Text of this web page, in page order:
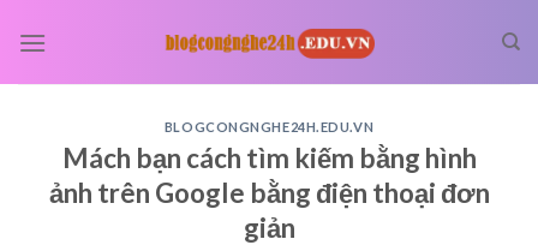
BLOGCONGNGHE24H.EDU.VN
Mách bạn cách tìm kiếm bằng hình
ảnh trên Google bằng điện thoại đơn
giản